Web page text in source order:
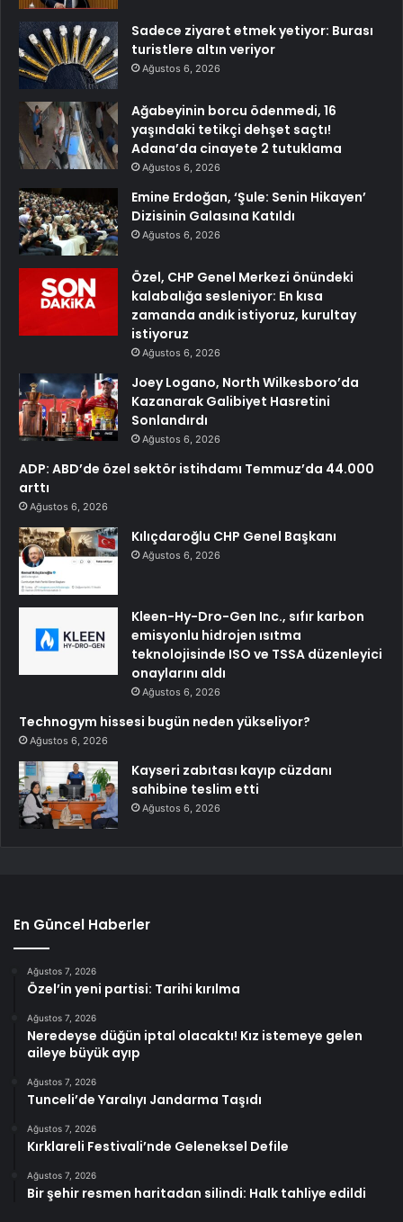
Sadece ziyaret etmek yetiyor: Burası
turistlere altın veriyor
Ağustos 6, 2026
Ağabeyinin borcu ödenmedi, 16
yaşındaki tetikçi dehşet saçtı!
Adana’da cinayete 2 tutuklama
Ağustos 6, 2026
Emine Erdoğan, ‘Şule: Senin Hikayen’
Dizisinin Galasına Katıldı
Ağustos 6, 2026
Özel, CHP Genel Merkezi önündeki
kalabalığa sesleniyor: En kısa
zamanda andık istiyoruz, kurultay
istiyoruz
Ağustos 6, 2026
Joey Logano, North Wilkesboro’da
Kazanarak Galibiyet Hasretini
Sonlandırdı
Ağustos 6, 2026
ADP: ABD’de özel sektör istihdamı Temmuz’da 44.000
arttı
Ağustos 6, 2026
Kılıçdaroğlu CHP Genel Başkanı
Ağustos 6, 2026
Kleen-Hy-Dro-Gen Inc., sıfır karbon
emisyonlu hidrojen ısıtma
teknolojisinde ISO ve TSSA düzenleyici
onaylarını aldı
Ağustos 6, 2026
Technogym hissesi bugün neden yükseliyor?
Ağustos 6, 2026
Kayseri zabıtası kayıp cüzdanı
sahibine teslim etti
Ağustos 6, 2026
En Güncel Haberler
Ağustos 7, 2026
Özel’in yeni partisi: Tarihi kırılma
Ağustos 7, 2026
Neredeyse düğün iptal olacaktı! Kız istemeye gelen
aileye büyük ayıp
Ağustos 7, 2026
Tunceli’de Yaralıyı Jandarma Taşıdı
Ağustos 7, 2026
Kırklareli Festivali’nde Geleneksel Defile
Ağustos 7, 2026
Bir şehir resmen haritadan silindi: Halk tahliye edildi